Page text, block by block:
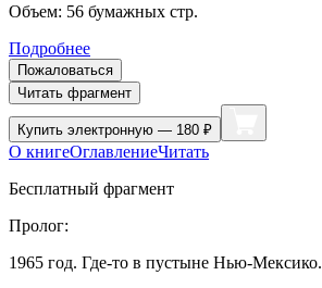
Объем: 56 бумажных стр.
Подробнее
Пожаловаться
Читать фрагмент
Купить электронную — 180 ₽
О книгеОглавлениеЧитать
Бесплатный фрагмент
Пролог:
1965 год. Где-то в пустыне Нью-Мексико.